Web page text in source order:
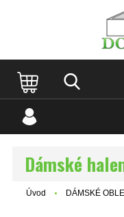
Dámské
Úvod DÁMSKÉ